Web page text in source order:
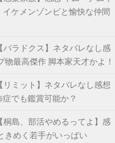
ケメンゾンビと愉快な仲間
パラドクス】ネタバレなし感
物最高傑作 脚本家天才かよ！
リミット】ネタバレなし感想
症でも鑑賞可能か？
桐島、部活やめるってよ】感
きめく若手がいっぱい